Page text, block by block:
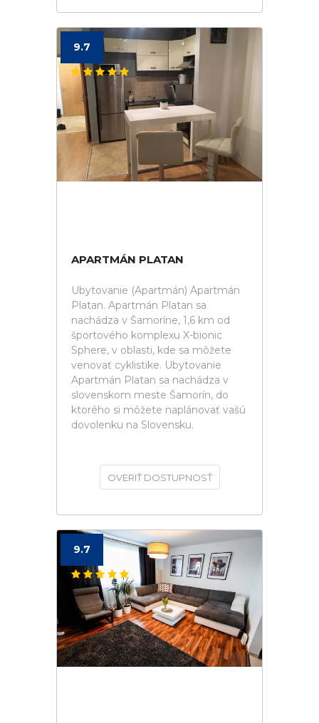
9.7
APARTMÁN PLATAN
Ubytovanie (Apartmán) Apartmán
Platan. Apartmán Platan sa
nachádza v Šamoríne, 1,6 km od
športového komplexu X-bionic
Sphere, v oblasti, kde sa môžete
venovať cyklistike. Ubytovanie
Apartmán Platan sa nachádza v
slovenskom meste Šamorín, do
ktorého si môžete naplánovať vašú
dovolenku na Slovensku.
OVERIŤ DOSTUPNOSŤ
9.7